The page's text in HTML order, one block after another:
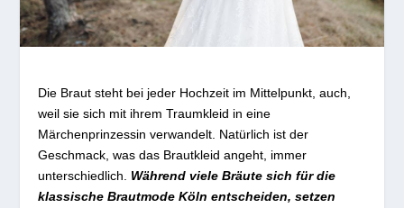
Die Braut steht bei jeder Hochzeit im Mittelpunkt, auch,
weil sie sich mit ihrem Traumkleid in eine
Märchenprinzessin verwandelt. Natürlich ist der
Geschmack, was das Brautkleid angeht, immer
unterschiedlich. Während viele Bräute sich für die
klassische Brautmode Köln entscheiden, setzen